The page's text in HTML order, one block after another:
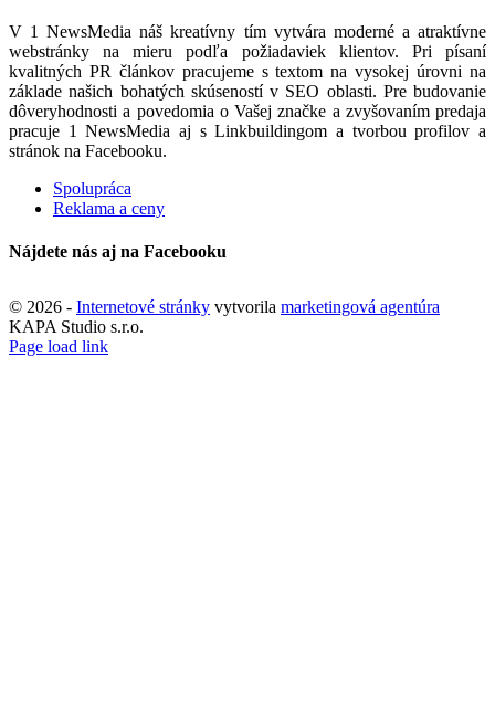
V 1 NewsMedia náš kreatívny tím vytvára moderné a atraktívne
webstránky na mieru podľa požiadaviek klientov. Pri písaní
kvalitných PR článkov pracujeme s textom na vysokej úrovni na
základe našich bohatých skúseností v SEO oblasti. Pre budovanie
dôveryhodnosti a povedomia o Vašej značke a zvyšovaním predaja
pracuje 1 NewsMedia aj s Linkbuildingom a tvorbou profilov a
stránok na Facebooku.
Spolupráca
Reklama a ceny
Nájdete nás aj na Facebooku
© 2026 - Internetové stránky vytvorila marketingová agentúra
KAPA Studio s.r.o.
Page load link